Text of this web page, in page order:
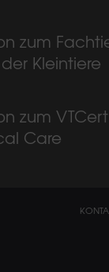
zum
Kleintiere
zum
Care